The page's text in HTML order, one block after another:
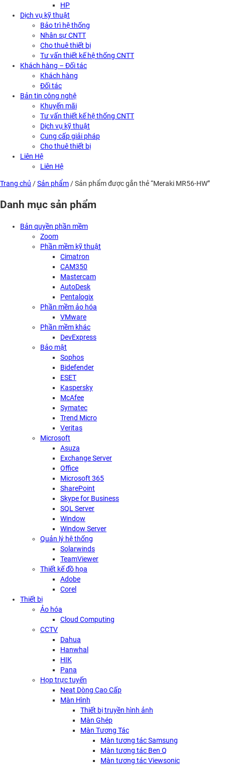
HP
Dịch vụ kỹ thuật
Bảo trì hệ thống
Nhân sự CNTT
Cho thuê thiết bị
Tư vấn thiết kế hệ thống CNTT
Khách hàng – Đối tác
Khách hàng
Đối tác
Bản tin công nghệ
Khuyến mãi
Tư vấn thiết kế hệ thống CNTT
Dịch vụ kỹ thuật
Cung cấp giải pháp
Cho thuê thiết bị
Liên Hệ
Liên Hệ
Trang chủ /Sản phẩm / Sản phẩm được gắn thẻ “Meraki MR56-HW”
Danh mục sản phẩm
Bản quyền phần mềm
Zoom
Phần mềm kỹ thuật
Cimatron
CAM350
Mastercam
AutoDesk
Pentalogix
Phần mềm ảo hóa
VMware
Phần mềm khác
DevExpress
Bảo mật
Sophos
Bidefender
ESET
Kaspersky
McAfee
Symatec
Trend Micro
Veritas
Microsoft
Asuza
Exchange Server
Office
Microsoft 365
SharePoint
Skype for Business
SQL Server
Window
Window Server
Quản lý hệ thống
Solarwinds
TeamViewer
Thiết kế đồ họa
Adobe
Corel
Thiết bị
Ảo hóa
Cloud Computing
CCTV
Dahua
Hanwhal
HIK
Pana
Họp trực tuyến
Neat Dòng Cao Cấp
Màn Hình
Thiết bị truyền hình ảnh
Màn Ghép
Màn Tương Tác
Màn tương tác Samsung
Màn tương tác Ben Q
Màn tương tác Viewsonic